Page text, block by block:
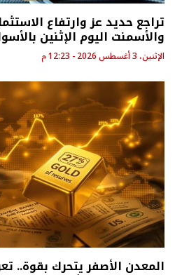
تراجع حديد عز وارتفاع
والأسمنت اليوم الإثنين
الإثنين، 3 أغسطس 2026 - 12:23 م
المعدن الأصفر يتحرك بقوة..